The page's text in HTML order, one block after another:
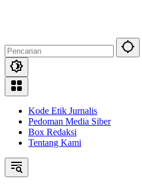
Kode Etik Jurnalis
Pedoman Media Siber
Box Redaksi
Tentang Kami